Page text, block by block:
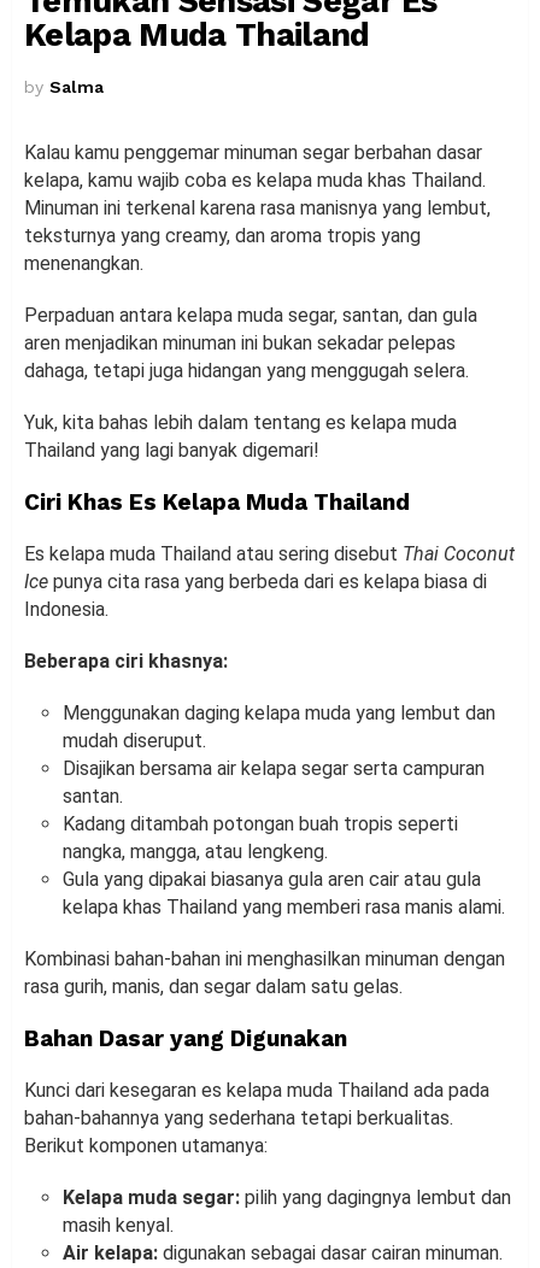
Kelapa Muda Thailand
by Salma
Kalau kamu penggemar minuman segar berbahan dasar
kelapa, kamu wajib coba es kelapa muda khas Thailand.
Minuman ini terkenal karena rasa manisnya yang lembut,
teksturnya yang creamy, dan aroma tropis yang
menenangkan.
Perpaduan antara kelapa muda segar, santan, dan gula
aren menjadikan minuman ini bukan sekadar pelepas
dahaga, tetapi juga hidangan yang menggugah selera.
Yuk, kita bahas lebih dalam tentang es kelapa muda
Thailand yang lagi banyak digemari!
Ciri Khas Es Kelapa Muda Thailand
Es kelapa muda Thailand atau sering disebut Thai Coconut
Ice punya cita rasa yang berbeda dari es kelapa biasa di
Indonesia.
Beberapa ciri khasnya:
Menggunakan daging kelapa muda yang lembut dan
mudah diseruput.
Disajikan bersama air kelapa segar serta campuran
santan.
Kadang ditambah potongan buah tropis seperti
nangka, mangga, atau lengkeng.
Gula yang dipakai biasanya gula aren cair atau gula
kelapa khas Thailand yang memberi rasa manis alami.
Kombinasi bahan-bahan ini menghasilkan minuman dengan
rasa gurih, manis, dan segar dalam satu gelas.
Bahan Dasar yang Digunakan
Kunci dari kesegaran es kelapa muda Thailand ada pada
bahan-bahannya yang sederhana tetapi berkualitas.
Berikut komponen utamanya:
Kelapa muda segar: pilih yang dagingnya lembut dan
masih kenyal.
Air kelapa: digunakan sebagai dasar cairan minuman.